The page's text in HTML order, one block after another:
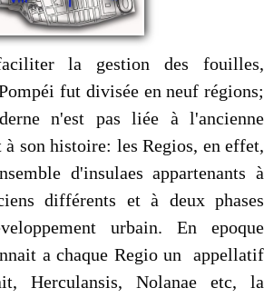
la gestion des fouilles,
fut divisée en neuf régions;
n'est pas liée à l'ancienne
son histoire: les Regios, en effet,
d'insulaes appartenants à
différents et à deux phases
urbain. En epoque
a chaque Regio un appellatif
Herculansis, Nolanae etc, la